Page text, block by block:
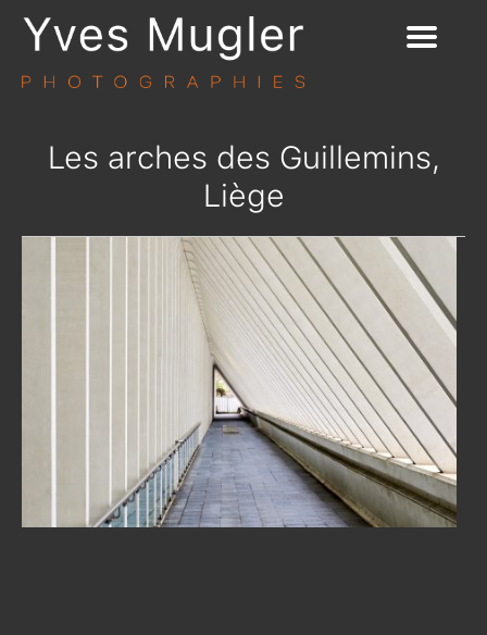
Les arches des Guillemins,
Liège